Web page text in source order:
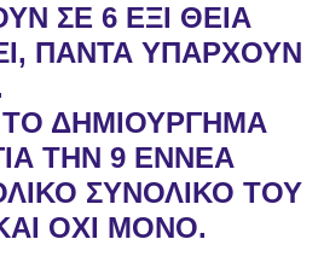
ΣΕ 6 ΕΞΙ ΘΕΙΑ
ΠΑΝΤΑ ΥΠΑΡΧΟΥΝ
ΤΟ ΔΗΜΙΟΥΡΓΗΜΑ
ΤΗΝ 9 ΕΝΝΕΑ
ΣΥΝΟΛΙΚΟ ΤΟΥ
ΟΧΙ ΜΟΝΟ.